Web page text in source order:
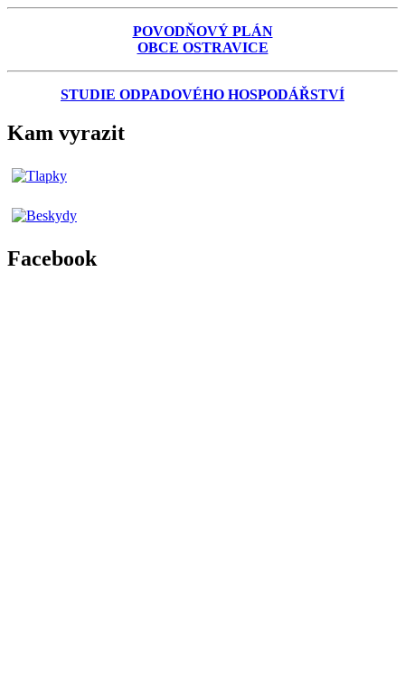
POVODŇOVÝ PLÁN
OBCE OSTRAVICE
STUDIE ODPADOVÉHO HOSPODÁŘSTVÍ
Kam vyrazit
Facebook